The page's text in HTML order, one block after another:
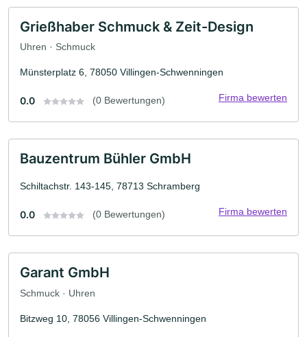
Grießhaber Schmuck & Zeit-Design
Uhren · Schmuck
Münsterplatz 6, 78050 Villingen-Schwenningen
0.0 (0 Bewertungen) Firma bewerten
Bauzentrum Bühler GmbH
Schiltachstr. 143-145, 78713 Schramberg
0.0 (0 Bewertungen) Firma bewerten
Garant GmbH
Schmuck · Uhren
Bitzweg 10, 78056 Villingen-Schwenningen